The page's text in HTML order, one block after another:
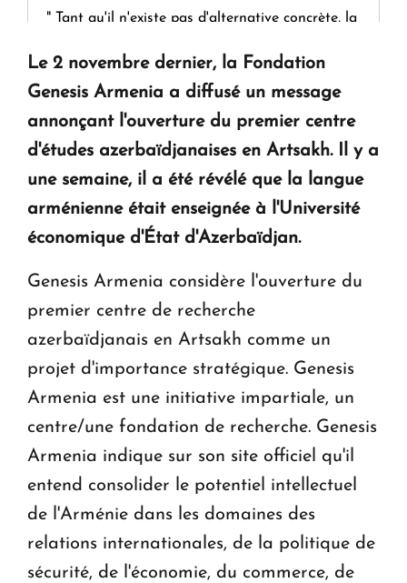
" Tant qu'il n'existe pas d'alternative concrète, la
KASA : 30 ans d'audace, de résilience et d'avenir
en Arménie
Le premier hôtel Hyatt Regency d'Arménie
ouvrira ses portes à Dilijan
Le 2 novembre dernier, la Fondation
Genesis Armenia a diffusé un message
annonçant l'ouverture du premier centre
d'études azerbaïdjanaises en Artsakh.
Il y a
une semaine, il a été révélé que la langue
arménienne était enseignée à l'Université
économique d'État d'Azerbaïdjan.
Genesis Armenia considère l'ouverture du
premier centre de recherche
azerbaïdjanais en Artsakh comme un
projet d'importance stratégique. Genesis
Armenia est une initiative impartiale, un
centre/une fondation de recherche. Genesis
Armenia indique sur son site officiel qu'il
entend consolider le potentiel intellectuel
de l'Arménie dans les domaines des
relations internationales, de la politique de
sécurité, de l'économie, du commerce, de